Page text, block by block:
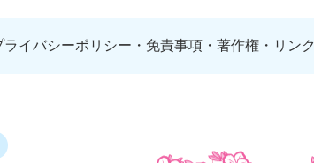
ライバシーポリシー・免責事項・著作権・リンク